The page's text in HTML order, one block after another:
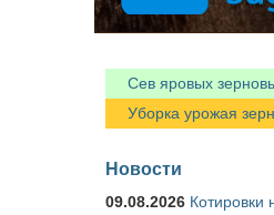
Сев яровых
Уборка урожая
Новости
09.08.2026 Котировки